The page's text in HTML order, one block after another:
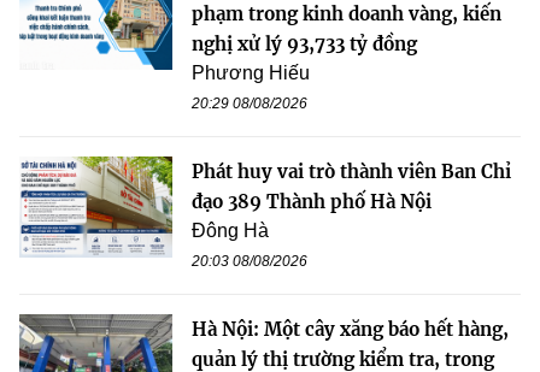
phạm trong kinh doanh vàng, kiến
nghị xử lý 93,733 tỷ đồng
Phương Hiếu
20:29 08/08/2026
Phát huy vai trò thành viên Ban Chỉ
đạo 389 Thành phố Hà Nội
Đông Hà
20:03 08/08/2026
Hà Nội: Một cây xăng báo hết hàng,
quản lý thị trường kiểm tra, trong